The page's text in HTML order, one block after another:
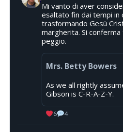
Mi vanto di aver
esaltato fin dai tempi in
trasformando Gesù
margherita. Si
peggio.
Mrs. Betty Bowers
As we all rightly
Gibson is C-R-A-Z-Y.
6 4